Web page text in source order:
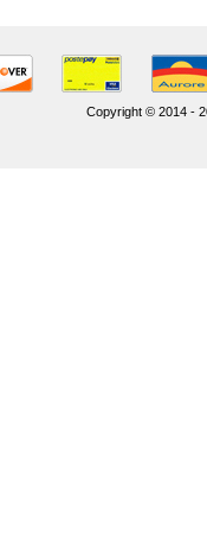
Copyright © 2014 -